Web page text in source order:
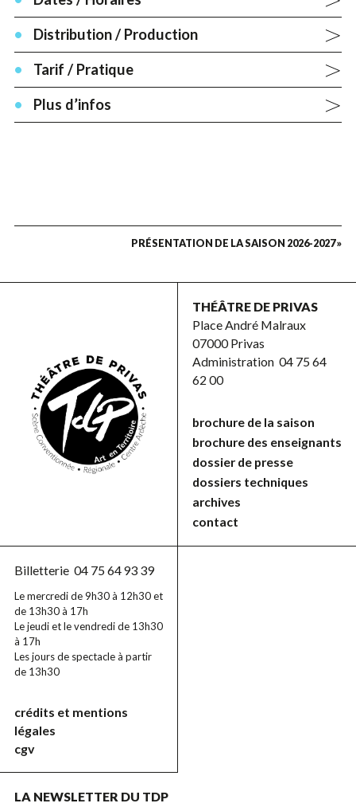
Distribution / Production
Tarif / Pratique
Plus d’infos
PRÉSENTATION DE LA SAISON 2026-2027 »
THÉÂTRE DE PRIVAS
Place André Malraux
07000 Privas
Administration 04 75 64
62 00
brochure de la saison
brochure des enseignants
dossier de presse
dossiers techniques
archives
contact
Billetterie 04 75 64 93 39
Le mercredi de 9h30 à 12h30 et
de 13h30 à 17h
Le jeudi et le vendredi de 13h30
à 17h
Les jours de spectacle à partir
de 13h30
crédits et mentions
légales
cgv
LA NEWSLETTER DU TDP